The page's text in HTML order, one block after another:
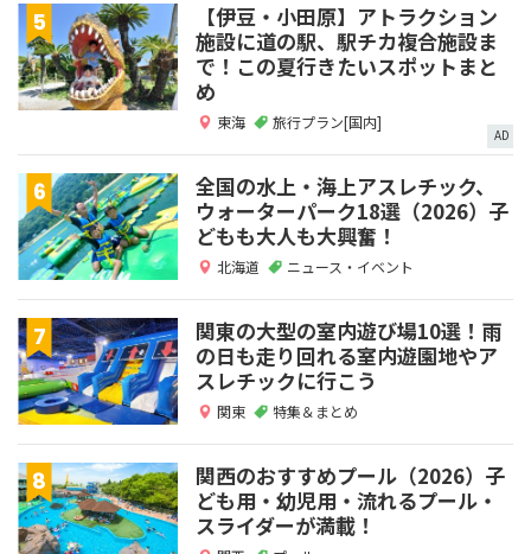
【伊豆・小田原】アトラクション
施設に道の駅、駅チカ複合施設ま
で！この夏行きたいスポットまと
め
東海 旅行プラン[国内]
AD
全国の水上・海上アスレチック、
ウォーターパーク18選（2026）子
どもも大人も大興奮！
北海道 ニュース・イベント
関東の大型の室内遊び場10選！雨
の日も走り回れる室内遊園地やア
スレチックに行こう
関東 特集＆まとめ
関西のおすすめプール（2026）子
ども用・幼児用・流れるプール・
スライダーが満載！